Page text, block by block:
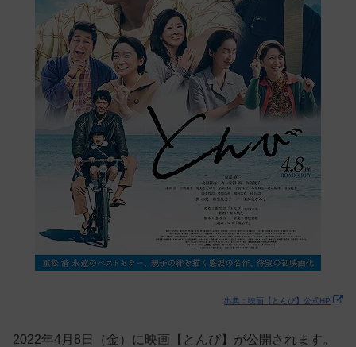
出典：映画【とんび】公式HP
2022年4月8日（金）に映画【とんび】が公開されます。